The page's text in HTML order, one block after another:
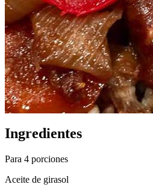
Ingredientes
Para 4 porciones
Aceite de girasol